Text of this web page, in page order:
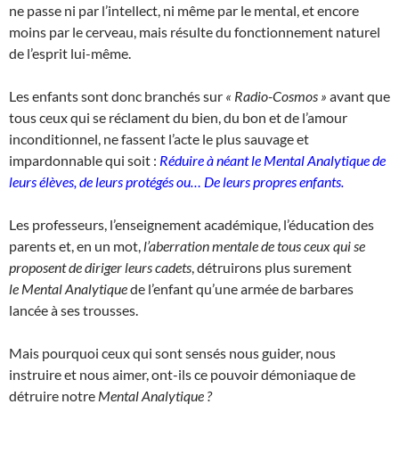
ne passe ni par l’intellect, ni même par le mental, et encore
moins par le cerveau, mais résulte du fonctionnement naturel
de l’esprit lui-même.
Les enfants sont donc branchés sur « Radio-Cosmos » avant que
tous ceux qui se réclament du bien, du bon et de l’amour
inconditionnel, ne fassent l’acte le plus sauvage et
impardonnable qui soit : Réduire à néant le Mental Analytique de
leurs élèves, de leurs protégés ou…
De leurs propres enfants.
Les professeurs, l’enseignement académique, l’éducation des
parents et, en un mot, l’aberration mentale de tous ceux qui se
proposent de diriger leurs cadets , détruirons plus surement
le Mental Analytiquede l’enfant qu’une armée de barbares
lancée à ses trousses.
Mais pourquoi ceux qui sont sensés nous guider, nous
instruire et nous aimer, ont-ils ce pouvoir démoniaque de
détruire notre Mental Analytique ?